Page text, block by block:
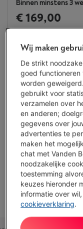
Binnen minstens 3
€ 169,00
Ofbetalen per
Troeven
E-mail print: Ja
Recto-verso
Toon alle specificaties
Wij maken
De strikt
goed functioneren
worden
gebruikt voor
verzamelen over
en anderen;
gegevens over
advertenties te
maken het
chat met Vanden
noodzakelijke
toestemming
keuzes hieronder
informatie over
cookieverklaring.